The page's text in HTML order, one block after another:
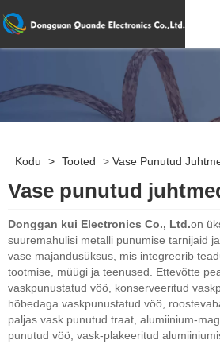
Kodu > Tooted > Vase Punutud
Vase punutud
Donggan kui Electronics Co., Ltd.on
suuremahulisi metalli punumise tarnijaid
vase majandusüksus, mis integreerib
tootmise, müügi ja teenused. Ettevõtte
vaskpunustatud vöö, konserveeritud
hõbedaga vaskpunustatud vöö,
paljas vask punutud traat, alumiinium-
punutud vöö, vask-plakeeritud